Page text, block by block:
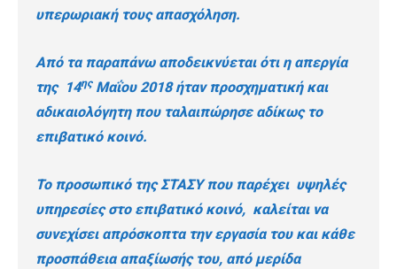
υπερωριακή τους απασχόληση.
Από τα παραπάνω αποδεικνύεται ότι η απεργία
της 14ηςΜαΐου 2018 ήταν προσχηματική και
αδικαιολόγητη που ταλαιπώρησε αδίκως το
επιβατικό κοινό.
Το προσωπικό της ΣΤΑΣΥ που παρέχει υψηλές
υπηρεσίες στο επιβατικό κοινό, καλείται να
συνεχίσει απρόσκοπτα την εργασία του και κάθε
προσπάθεια απαξίωσής του, από μερίδα